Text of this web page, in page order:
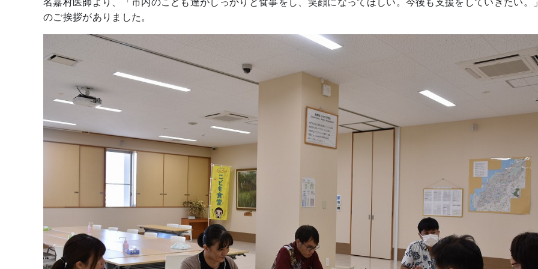
名嘉村医師より、「市内のこども達がしっかりと食事をし、笑顔になってほしい。今後も支援をしていきたい。
のご挨拶がありました。